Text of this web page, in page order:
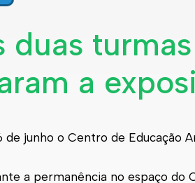
duas
a
de junho o Centro de Educação
a permanência no espaço do